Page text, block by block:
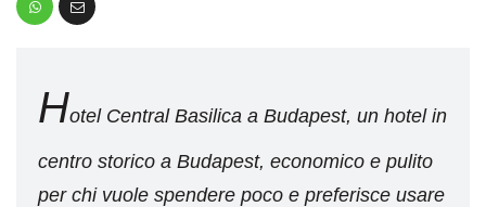
Hotel Central Basilica a Budapest, un hotel in
centro storico a Budapest, economico e pulito
per chi vuole spendere poco e preferisce usare